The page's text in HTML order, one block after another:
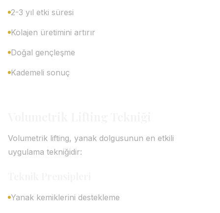
2-3 yıl etki süresi
Kolajen üretimini artırır
Doğal gençleşme
Kademeli sonuç
Volumetrik lifting, yanak dolgusunun en etkili
uygulama tekniğidir:
Yanak kemiklerini destekleme